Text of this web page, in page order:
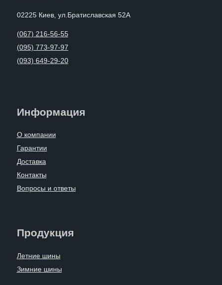
02225 Киев, ул.Братиславская 52А
(067) 216-56-55
(095) 773-97-97
(093) 649-29-20
Информация
О компании
Гарантии
Доставка
Контакты
Вопросы и ответы
Продукция
Летние шины
Зимние шины